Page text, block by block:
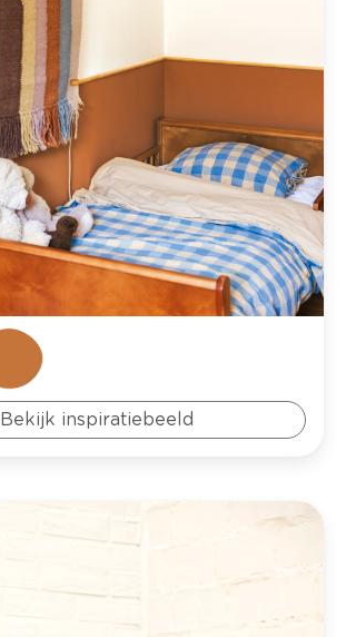
Bekijk inspiratiebeeld